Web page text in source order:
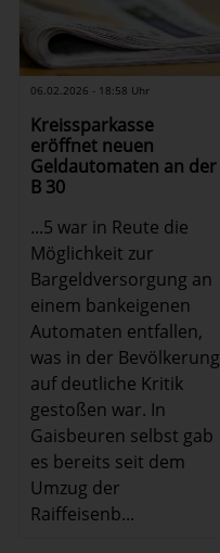
06.02.2026 - 18:58 Uhr
Kreissparkasse
eröffnet neuen
Geldautomaten an der
B 30
...5 war in Reute die
Möglichkeit zur
Bargeldversorgung an
einem bankeigenen
Automaten entfallen,
was in der Bevölkerung
auf deutliche Kritik
gestoßen war. In
Gaisbeuren selbst gab
es bereits seit dem
Umzug der
Raiffeisenb...